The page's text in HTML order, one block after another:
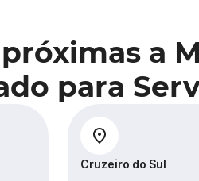
a
para
Cruzeiro do Sul